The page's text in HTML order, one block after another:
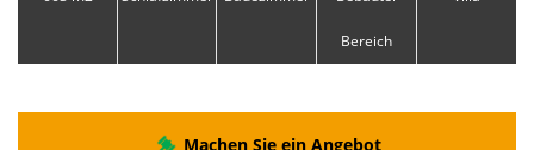
Bereich
Machen Sie ein Angebot